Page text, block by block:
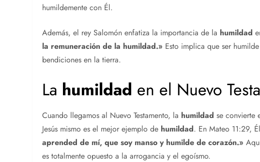
humildemente con Él.
Además, el rey Salomón enfatiza la importancia de la humildad
la remuneración de la humildad.» Esto implica que ser
bendiciones en la tierra.
La humildad en el Nuevo
Cuando llegamos al Nuevo Testamento, la humildad se convierte
Jesús mismo es el mejor ejemplo de humildad. En Mateo 11:29,
aprended de mí, que soy manso y humilde de corazón.»
es totalmente opuesto a la arrogancia y el egoísmo.